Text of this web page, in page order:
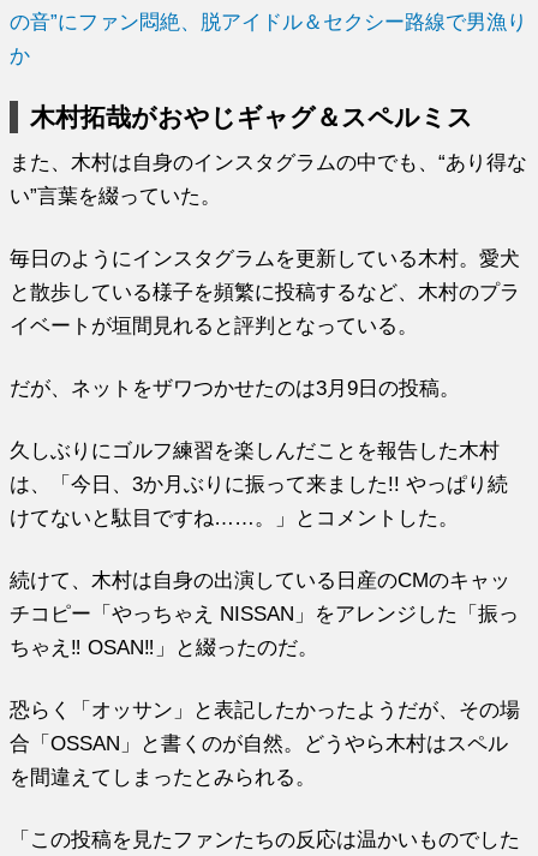
の音”にファン悶絶、脱アイドル＆セクシー路線で男漁り
か
木村拓哉がおやじギャグ＆スペルミス
また、木村は自身のインスタグラムの中でも、“あり得な
い”言葉を綴っていた。
毎日のようにインスタグラムを更新している木村。愛犬
と散歩している様子を頻繁に投稿するなど、木村のプラ
イベートが垣間見れると評判となっている。
だが、ネットをザワつかせたのは3月9日の投稿。
久しぶりにゴルフ練習を楽しんだことを報告した木村
は、「今日、3か月ぶりに振って来ました!! やっぱり続
けてないと駄目ですね……。」とコメントした。
続けて、木村は自身の出演している日産のCMのキャッ
チコピー「やっちゃえ NISSAN」をアレンジした「振っ
ちゃえ‼︎ OSAN‼︎」と綴ったのだ。
恐らく「オッサン」と表記したかったようだが、その場
合「OSSAN」と書くのが自然。どうやら木村はスペル
を間違えてしまったとみられる。
「この投稿を見たファンたちの反応は温かいものでした